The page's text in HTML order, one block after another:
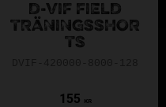
D-VIF FIELD
TRÄNINGSSHOR
TS
155 KR